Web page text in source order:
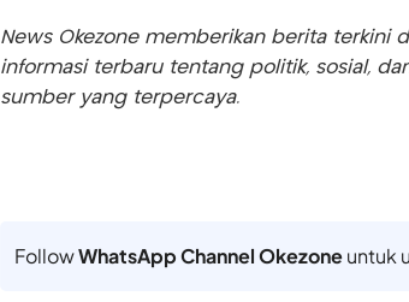
News Okezone memberikan berita terkini
informasi terbaru tentang politik, sosial,
sumber yang terpercaya.
FollowWhatsApp Channel Okezoneuntuk